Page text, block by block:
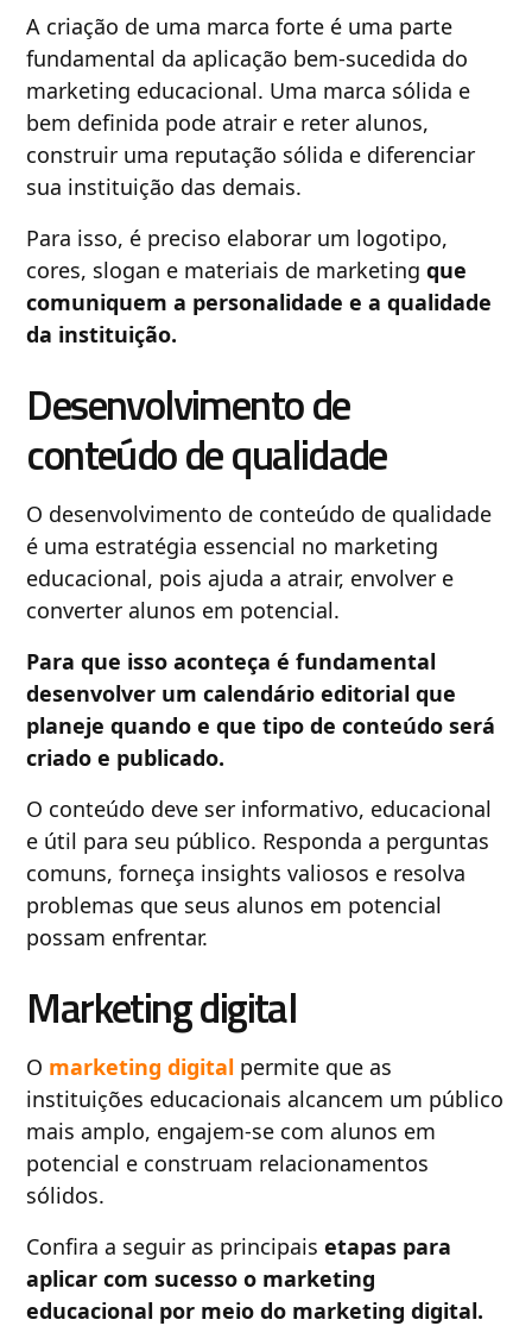
A criação de uma marca forte é uma parte
fundamental da aplicação bem-sucedida do
marketing educacional. Uma marca sólida e
bem definida pode atrair e reter alunos,
construir uma reputação sólida e diferenciar
sua instituição das demais.
Para isso, é preciso elaborar um logotipo,
cores, slogan e materiais de marketingque
comuniquem a personalidade e a qualidade
da instituição.
Desenvolvimento de
conteúdo de qualidade
O desenvolvimento de conteúdo de qualidade
é uma estratégia essencial no marketing
educacional, pois ajuda a atrair, envolver e
converter alunos em potencial.
Para que isso aconteça é fundamental
desenvolver um calendário editorial que
planeje quando e que tipo de conteúdo será
criado e publicado.
O conteúdo deve ser informativo, educacional
e útil para seu público. Responda a perguntas
comuns, forneça insights valiosos e resolva
problemas que seus alunos em potencial
possam enfrentar.
Marketing digital
O marketing digital permite que as
instituições educacionais alcancem um público
mais amplo, engajem-se com alunos em
potencial e construam relacionamentos
sólidos.
Confira a seguir as principaisetapas para
aplicar com sucesso o marketing
educacional por meio do marketing digital.